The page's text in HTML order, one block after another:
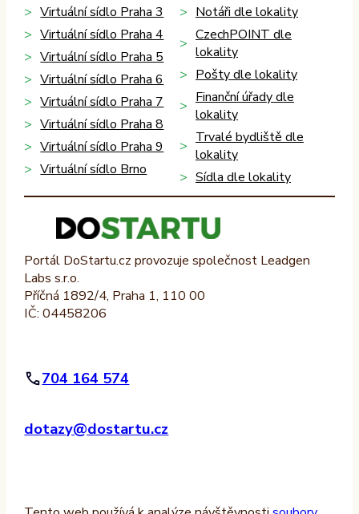
Virtuální sídlo Praha 3
Virtuální sídlo Praha 4
Virtuální sídlo Praha 5
Virtuální sídlo Praha 6
Virtuální sídlo Praha 7
Virtuální sídlo Praha 8
Virtuální sídlo Praha 9
Virtuální sídlo Brno
Notáři dle lokality
CzechPOINT dle
lokality
Pošty dle lokality
Finanční úřady dle
lokality
Trvalé bydliště dle
lokality
Sídla dle lokality
Portál DoStartu.cz provozuje společnost Leadgen
Labs s.r.o.
Příčná 1892/4, Praha 1, 110 00
IČ: 04458206
704 164 574
dotazy@dostartu.cz